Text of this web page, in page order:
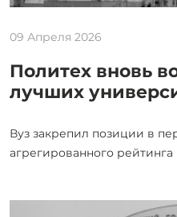
09 Апреля 2026
Политех вновь
лучших
Вуз закрепил позиции в
агрегированного рейтинга